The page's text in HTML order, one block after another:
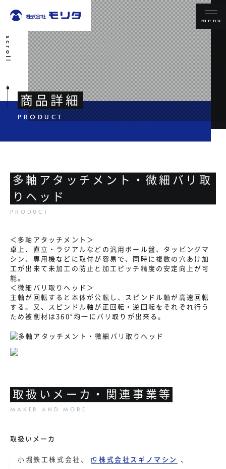
scroll
menu
商品詳細
多軸アタッチメント・微細バリ取
りヘッド
＜多軸アタッチメント＞
卓上、直立・ラジアルなどの汎用ボール盤、タッピングマ
シン、専用機などに取付が容易で、同時に複数の穴あけ加
工が出来て未加工の防止と加工ピッチ精度の安定向上が可
能。
＜微細バリ取りヘッド＞
主軸が回転すると本体が公転し、スピンドル軸が高速回転
する。又、スピンドル軸が正回転・逆回転をそれぞれ行う
ため被削材は360°均一にバリ取りが出来る。
取扱いメーカ・関連事業等
取扱いメーカ
小堀鉄工株式会社 、 株式会社スギノマシン
、